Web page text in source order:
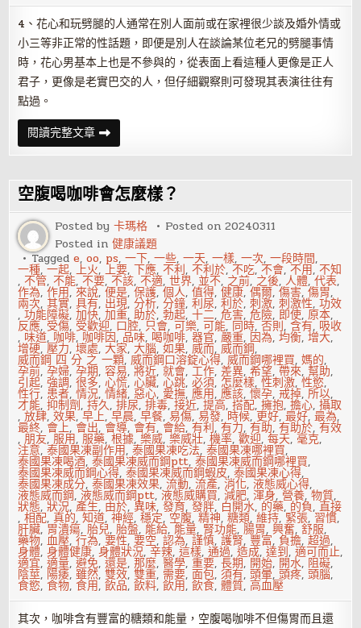
4、花心和玩劈腿的人通常在別人面前或在家裡很少談及婚外情或
小三等非正常的性話題，即便是別人在談論某位老兄的劈腿事情
時，花心男基本上也是不參與的，從表面上看這種人更像是正人
君子，更像是老實巴交的人，但仔細觀察則可發現其表演往往有
點過。
閱讀完整文章12
個
小
節
看
你
的
男
人
是
否
出
軌
空腹喝咖啡會怎麼樣？
Posted by卡瑪格 Posted on20240311
Posted in健康議題
Taggede,oo, ps,一下,一些,一天,一樣,一次,一段時間,
一種,一起,上火,上要,下應,不利,不利於,不吃,不會,不用,不知
,不管,不能,不要,不該,不適,世界,並不, 之前, 之後,人體,代表,
作為,作用,來說,便是,保護,個人,值得,健康,偶爾,傷害,傷胃,
兩次,其實,具有, 出現,分析,分鐘,利尿,利於,刺激,刺激性,功效
,功能障礙,加快,加重,助於,勃起,十二,危害,危險, 即使,原本,
反應, 受傷, 受歡迎, 口腔, 只會,可樂,可能, 同時,否則,含有, 吸收
, 味道, 咖啡, 咖啡因, 品味, 喝咖啡,器官,嚴重, 因為,均衡,增大,
增硬,壓力,壞處,大家,大腦,如果,威而,威而鋼,
威而鋼 四 分 之 一顆,威而鋼口溶錠心得,威而鋼哪裡買,媽的,
孕前,孕婦,孕期,容易,將近,就會,工作,差異,希望,帶來,幫助,
引起,強調,很多,心慌,心臟,心跳,必須, 怎麼樣,性刺激,性慾,
性行, 患者,情況,情緒,惡心, 愛撫,應用,應該,懷孕,戒掉,所以,
才能,抑制劑,持久,排尿,排毒,接近,提高,搭配,擁抱,擔心,攝取
,放肆,效果,早上,早晨,早餐,易傷,易發, 時候, 更好,最好,最為,
最終, 會上, 會出, 會導, 會有, 會給,有利,有力,有助,有助於,有效
,朋友,服用,服藥,根據,樂威,樂威壯,機率,歡迎,每天,毫克,
注意,泰國果凍副作用,泰國果凍吃法,泰國果凍哪裡買,
泰國果凍喝酒,泰國果凍威而鋼ptt,泰國果凍威而鋼哪裡買,
泰國果凍威而鋼心得,泰國果凍威而鋼蝦皮,泰國果凍心得,
泰國果凍成分,泰國果凍效果,流動,流產,消化,液態威心得,
液態威而鋼,液態威而鋼ptt,液態威購買,減肥,渾身,營養,物質,
狀態,狀況,產生, 由於,異味,發育,發胖, 白開水, 的藥, 的負,直接
,相配,真的,知道,神經,穩定, 空腹,精神,糖類,維持, 緊張, 習慣,
肝臟, 胃潰瘍,胎兒,胎盤, 能給,能量, 腎功能,腸胃,興奮,舒服,
藥物,血壓,行為,要性,要空,認為,謹慎,護腎, 豐富, 負擔,超過,
身體,身體健康,身體狀況,辛辣,這樣,通過,造成,達到,適可而止,
適宜,適量,避免,還是,那麼,醫學,重要,長期, 開始, 開水, 阻礙,
陰莖, 陽痿,雖然,雙效,雙重, 需要,面包,須有,頭暈,頭疼,頭腦,
食慾,食物,食用,飲品,飲料,飲用,飲食,體質,高血壓
其次，咖啡含有豐富的糖類和能量，空腹喝咖啡不但傷胃而且還